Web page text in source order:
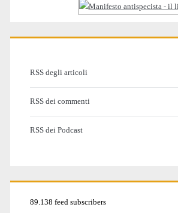
RSS degli articoli
RSS dei commenti
RSS dei Podcast
89.138 feed subscribers